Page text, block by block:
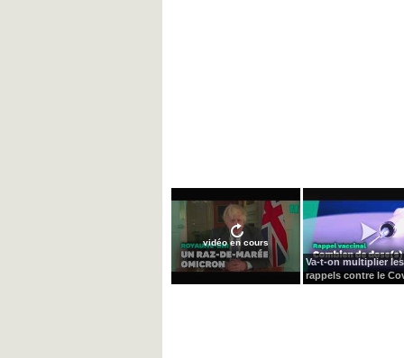
vidéo en cours
Va-t-on multiplier les
rappels contre le